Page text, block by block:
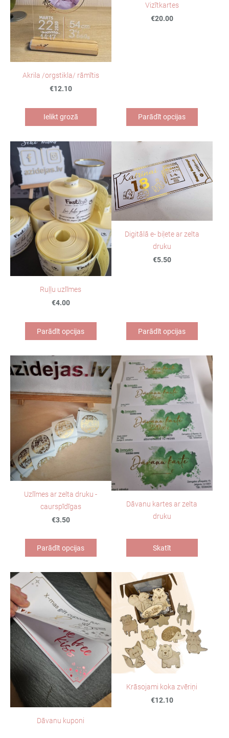
Akrila /orgstikla/ rāmītis
€12.10
Ielikt grozā
Vizītkartes
€20.00
Parādīt opcijas
Ruļļu uzlīmes
€4.00
Parādīt opcijas
Digitālā e- biļete ar zelta
druku
€5.50
Parādīt opcijas
Uzlīmes ar zelta druku -
caurspīdīgas
€3.50
Parādīt opcijas
Dāvanu kartes ar zelta
druku
Skatīt
Dāvanu kuponi
Krāsojami koka zvēriņi
€12.10